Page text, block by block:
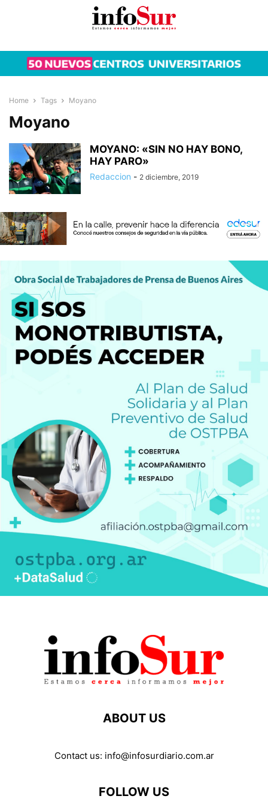
Home Tags Moyano
Moyano
MOYANO: «SIN NO HAY BONO,
HAY PARO»
Redaccion - 2 diciembre, 2019
ABOUT US
Contact us: info@infosurdiario.com.ar
FOLLOW US